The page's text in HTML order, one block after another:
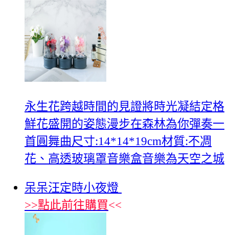
永生花跨越時間的見證將時光凝結定格
鮮花盛開的姿態漫步在森林為你彈奏一
首圓舞曲尺寸:14*14*19cm材質:不凋
花、高透玻璃罩音樂盒音樂為天空之城
呆呆汪定時小夜燈
>>點此前往購買<<